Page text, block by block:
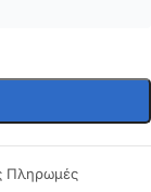
Πληρωμές